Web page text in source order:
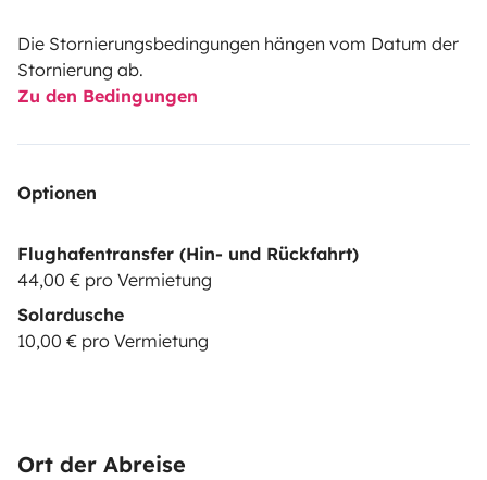
Die Stornierungsbedingungen hängen vom Datum der
Stornierung ab.
Zu den Bedingungen
Optionen
Flughafentransfer (Hin- und Rückfahrt)
44,00 € pro Vermietung
Solardusche
10,00 € pro Vermietung
Ort der Abreise